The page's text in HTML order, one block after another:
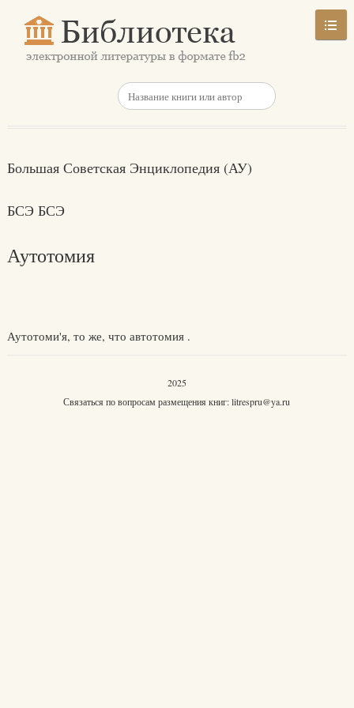
Большая Советская Энциклопедия (АУ)
БСЭ БСЭ
Аутотомия
Аутотоми'я, то же, что автотомия .
2025
Связаться по вопросам размещения книг:litrespru@ya.ru